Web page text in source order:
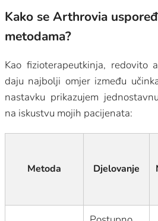
Kako se Arthrovia
metodama?
Kao fizioterapeutkinja, redovito
daju najbolji omjer između
nastavku prikazujem
na iskustvu mojih pacijenata:
Metoda Djelovanje